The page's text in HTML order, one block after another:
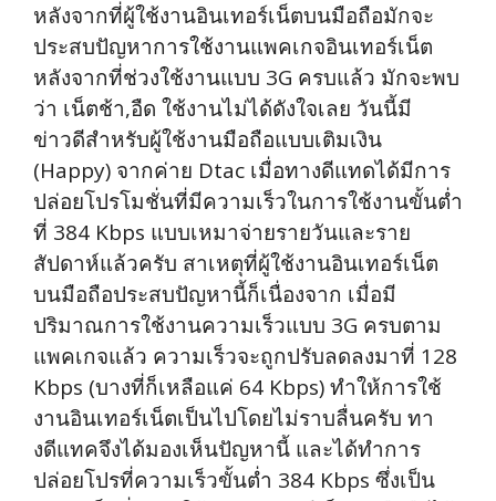
หลังจากที่ผู้ใช้งานอินเทอร์เน็ตบนมือถือมักจะ
ประสบปัญหาการใช้งานแพคเกจอินเทอร์เน็ต
หลังจากที่ช่วงใช้งานแบบ 3G ครบแล้ว มักจะพบ
ว่า เน็ตช้า,อืด ใช้งานไม่ได้ดังใจเลย วันนี้มี
ข่าวดีสำหรับผู้ใช้งานมือถือแบบเติมเงิน
(Happy) จากค่าย Dtac เมื่อทางดีแทดได้มีการ
ปล่อยโปรโมชั่นที่มีความเร็วในการใช้งานขั้นต่ำ
ที่ 384 Kbps แบบเหมาจ่ายรายวันและราย
สัปดาห์แล้วครับ สาเหตุที่ผู้ใช้งานอินเทอร์เน็ต
บนมือถือประสบปัญหานี้ก็เนื่องจาก เมื่อมี
ปริมาณการใช้งานความเร็วแบบ 3G ครบตาม
แพคเกจแล้ว ความเร็วจะถูกปรับลดลงมาที่ 128
Kbps (บางที่ก็เหลือแค่ 64 Kbps) ทำให้การใช้
งานอินเทอร์เน็ตเป็นไปโดยไม่ราบลื่นครับ ทา
งดีแทคจึงได้มองเห็นปัญหานี้ และได้ทำการ
ปล่อยโปรที่ความเร็วขั้นต่ำ 384 Kbps ซึ่งเป็น